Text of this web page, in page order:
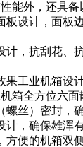
能外，还具备
板设计，面板
计，抗刮花、
果工业机箱设
箱全方位六面
螺丝）密封，
计，确保雄浑
方便的机箱双